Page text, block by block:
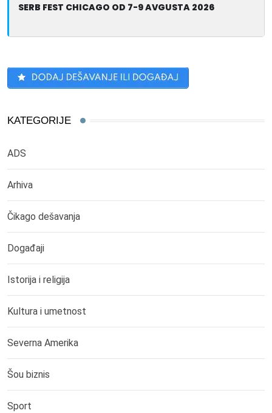
SERB FEST CHICAGO OD 7-9 AVGUSTA 2026
KATEGORIJE
ADS
Arhiva
Čikago dešavanja
Događaji
Istorija i religija
Kultura i umetnost
Severna Amerika
Šou biznis
Sport